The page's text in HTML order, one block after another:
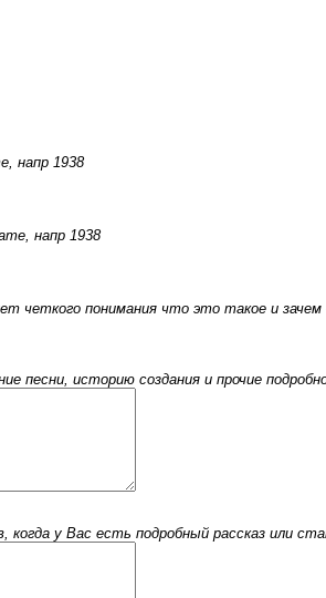
напр 1938
напр 1938
четкого понимания что это такое и зачем
историю создания и прочие
у Вас есть подробный рассказ или